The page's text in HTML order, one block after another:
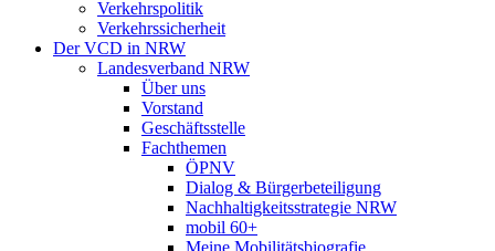
Verkehrspolitik
Verkehrssicherheit
Der VCD in NRW
Landesverband NRW
Über uns
Vorstand
Geschäftsstelle
Fachthemen
ÖPNV
Dialog & Bürgerbeteiligung
Nachhaltigkeitsstrategie NRW
mobil 60+
Meine Mobilitätsbiografie